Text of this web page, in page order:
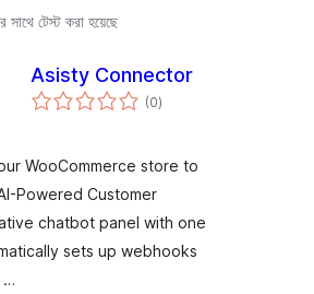
টেস্ট করা হয়েছে
Asisty Connector
(0total
ratings
)
WooCommerce store to
Powered Customer
chatbot panel with one
sets up webhooks
…